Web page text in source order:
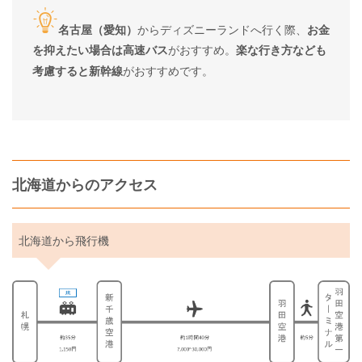
名古屋（愛知） からディズニーランドへ行く際、 お金
を抑えたい場合は高速バスがおすすめ。 楽な行き方なども
考慮すると新幹線がおすすめです。
北海道からのアクセス
北海道から飛行機